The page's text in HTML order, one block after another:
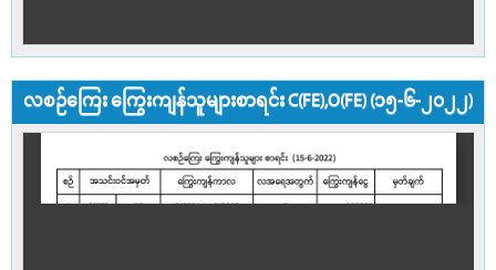
လစဉ်ကြေး ကြွေးကျန်သူများစာရင်း C(FE),O(FE) (၁၅-၆-၂၀၂၂)